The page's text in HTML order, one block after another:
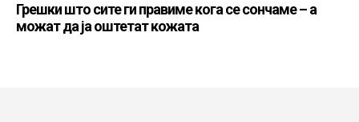
Грешки што сите ги правиме кога се сончаме – а
можат да ја оштетат кожата